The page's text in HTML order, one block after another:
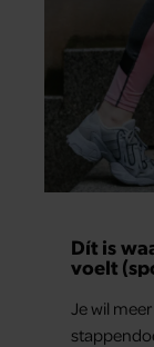
Dít is
voelt
Je wil